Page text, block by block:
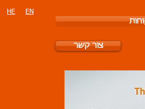
HE EN
צור קשר